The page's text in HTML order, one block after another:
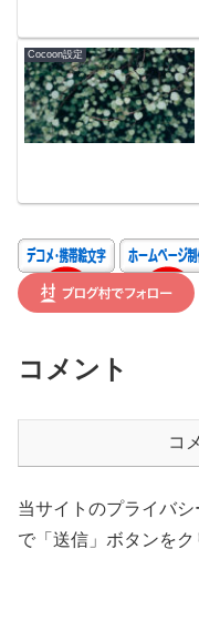
Cocoon設定
コメント
コ
当サイトのプライバ
で「送信」ボタンをク